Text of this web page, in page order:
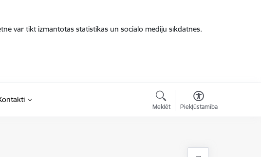
var tikt izmantotas statistikas un sociālo mediju sīkdatnes.
Meklēt Piekļūstamība